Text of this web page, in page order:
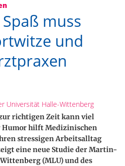
muss
und
Universität Halle-Wittenberg
richtigen Zeit kann viel
hilft Medizinischen
stressigen Arbeitsalltag
eine neue Studie der Martin-
(MLU) und des